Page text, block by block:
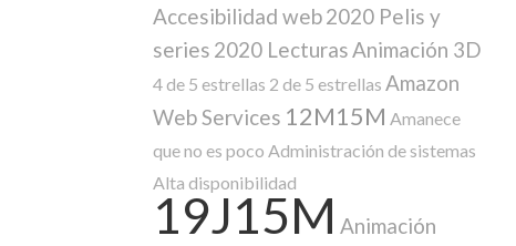
Accesibilidad web2020 Pelis y
series 2020 LecturasAnimación 3D
4 de 5 estrellas 2 de 5 estrellas Amazon
Web Services 12M15M Amanece
que no es poco Administración de sistemas
Alta disponibilidad
19J15M Animación